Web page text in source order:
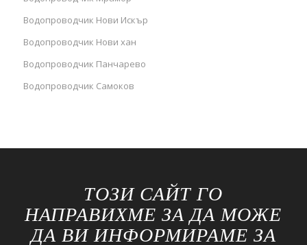
Водопроводчик Нови Искър
Водопроводчик Нови хан
Водопроводчик Панчарево
Водопроводчик Самоков
ТОЗИ САЙТ ГО
НАПРАВИХМЕ ЗА ДА МОЖЕ
ДА ВИ ИНФОРМИРАМЕ ЗА